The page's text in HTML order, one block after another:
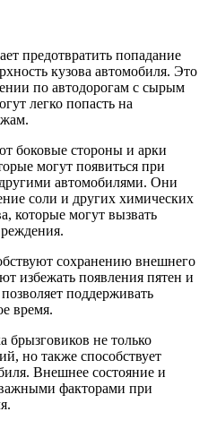
предотвратить попадание
кузова автомобиля. Это
по автодорогам с сырым
легко попасть на
боковые стороны и арки
могут появиться при
автомобилями. Они
соли и других химических
которые могут вызвать
сохранению внешнего
избежать появления пятен и
поддерживать
время.
брызговиков не только
но также способствует
Внешнее состояние и
важными факторами при